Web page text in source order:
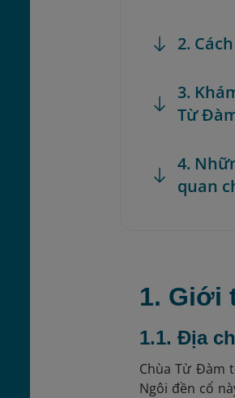
2.
3.
Từ
4.
quan
1. Giới
1.1. Địa
Chùa Từ Đàm
Ngôi đền cổ